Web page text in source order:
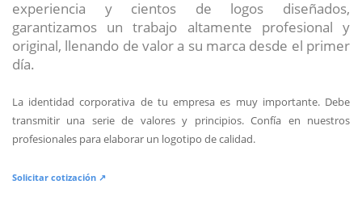
experiencia y cientos de logos diseñados,
garantizamos un trabajo altamente profesional y
original, llenando de valor a su marca desde el primer
día.
La identidad corporativa de tu empresa es muy importante. Debe
transmitir una serie de valores y principios. Confía en nuestros
profesionales para elaborar un logotipo de calidad.
Solicitar cotización ↗